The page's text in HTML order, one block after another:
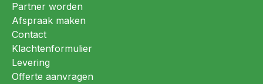
Partner worden
Afspraak maken
Contact
Klachtenformulier
Levering
Offerte aanvragen